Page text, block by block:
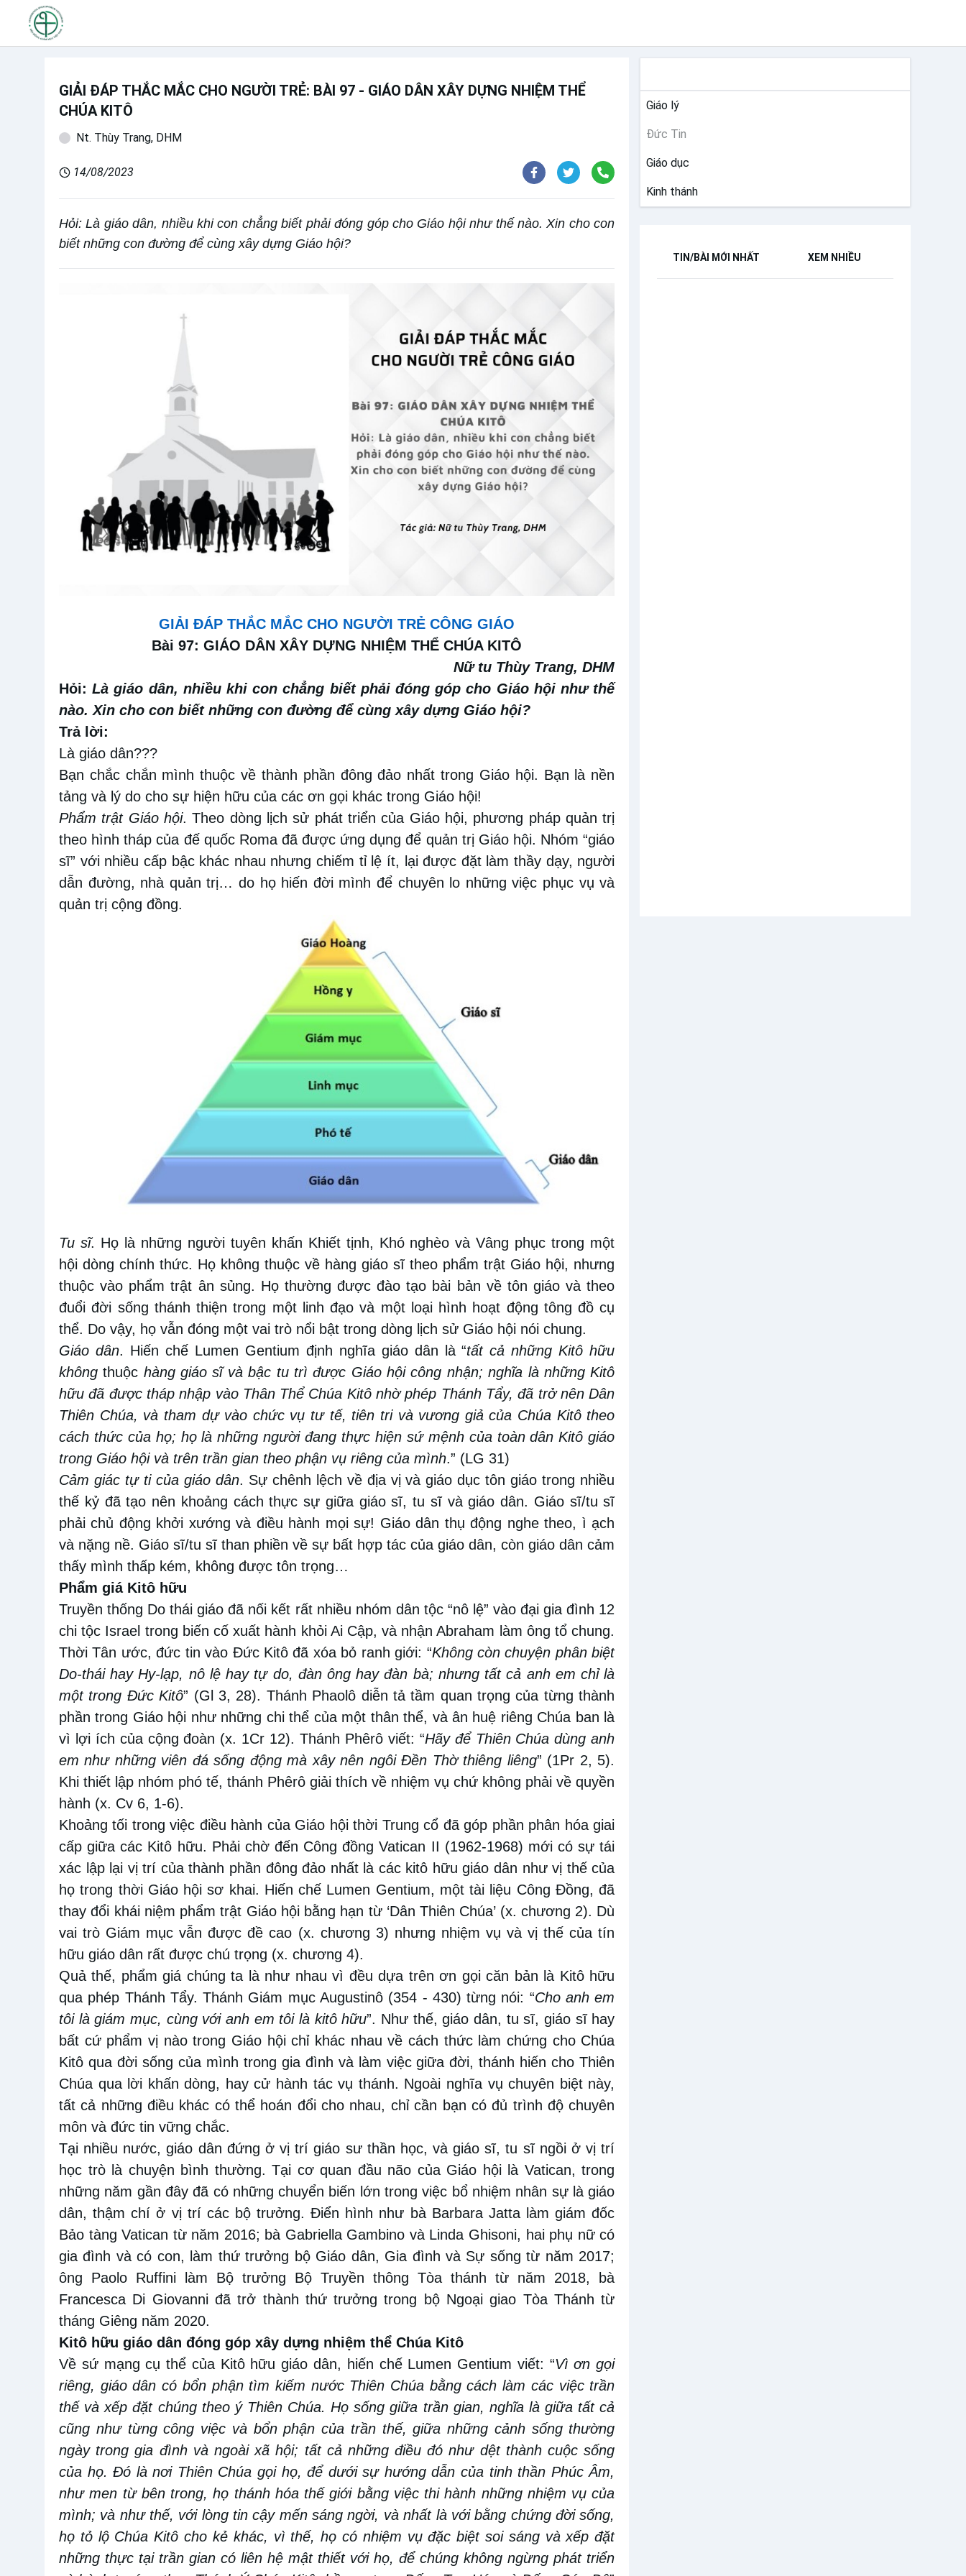
GIẢI ĐÁP THẮC MẮC CHO NGƯỜI TRẺ: BÀI 97 - GIÁO DÂN XÂY DỰNG NHIỆM THỂ
CHÚA KITÔ
Nt. Thùy Trang, DHM
14/08/2023
Hỏi: Là giáo dân, nhiều khi con chẳng biết phải đóng góp cho Giáo hội như thế nào. Xin cho con
biết những con đường để cùng xây dựng Giáo hội?
GIẢI ĐÁP THẮC MẮC CHO NGƯỜI TRẺ CÔNG GIÁO
Bài 97: GIÁO DÂN XÂY DỰNG NHIỆM THỂ CHÚA KITÔ
Nữ tu Thùy Trang, DHM
Hỏi:Là giáo dân, nhiều khi con chẳng biết phải đóng góp cho Giáo hội như thế
nào. Xin cho con biết những con đường để cùng xây dựng Giáo hội?
Trả lời:
Là giáo dân???
Bạn chắc chắn mình thuộc về thành phần đông đảo nhất trong Giáo hội. Bạn là nền
tảng và lý do cho sự hiện hữu của các ơn gọi khác trong Giáo hội!
Phẩm trật Giáo hội. Theo dòng lịch sử phát triển của Giáo hội, phương pháp quản trị
theo hình tháp của đế quốc Roma đã được ứng dụng để quản trị Giáo hội. Nhóm “giáo
sĩ” với nhiều cấp bậc khác nhau nhưng chiếm tỉ lệ ít, lại được đặt làm thầy dạy, người
dẫn đường, nhà quản trị… do họ hiến đời mình để chuyên lo những việc phục vụ và
quản trị cộng đồng.
Tu sĩ. Họ là những người tuyên khấn Khiết tịnh, Khó nghèo và Vâng phục trong một
hội dòng chính thức. Họ không thuộc về hàng giáo sĩ theo phẩm trật Giáo hội, nhưng
thuộc vào phẩm trật ân sủng. Họ thường được đào tạo bài bản về tôn giáo và theo
đuổi đời sống thánh thiện trong một linh đạo và một loại hình hoạt động tông đồ cụ
thể. Do vậy, họ vẫn đóng một vai trò nổi bật trong dòng lịch sử Giáo hội nói chung.
Giáo dân. Hiến chế Lumen Gentium định nghĩa giáo dân là “tất cả những Kitô hữu
khôngthuộc hàng giáo sĩ và bậc tu trì được Giáo hội công nhận; nghĩa là những Kitô
hữu đã được tháp nhập vào Thân Thể Chúa Kitô nhờ phép Thánh Tẩy, đã trở nên Dân
Thiên Chúa, và tham dự vào chức vụ tư tế, tiên tri và vương giả của Chúa Kitô theo
cách thức của họ; họ là những người đang thực hiện sứ mệnh của toàn dân Kitô giáo
trong Giáo hội và trên trần gian theo phận vụ riêng của mình.” (LG 31)
Cảm giác tự ti của giáo dân. Sự chênh lệch về địa vị và giáo dục tôn giáo trong nhiều
thế kỷ đã tạo nên khoảng cách thực sự giữa giáo sĩ, tu sĩ và giáo dân. Giáo sĩ/tu sĩ
phải chủ động khởi xướng và điều hành mọi sự! Giáo dân thụ động nghe theo, ì ạch
và nặng nề. Giáo sĩ/tu sĩ than phiền về sự bất hợp tác của giáo dân, còn giáo dân cảm
thấy mình thấp kém, không được tôn trọng…
Phẩm giá Kitô hữu
Truyền thống Do thái giáo đã nối kết rất nhiều nhóm dân tộc “nô lệ” vào đại gia đình 12
chi tộc Israel trong biến cố xuất hành khỏi Ai Cập, và nhận Abraham làm ông tổ chung.
Thời Tân ước, đức tin vào Đức Kitô đã xóa bỏ ranh giới: “Không còn chuyện phân biệt
Do-thái hay Hy-lạp, nô lệ hay tự do, đàn ông hay đàn bà; nhưng tất cả anh em chỉ là
một trong Đức Kitô” (Gl 3, 28). Thánh Phaolô diễn tả tầm quan trọng của từng thành
phần trong Giáo hội như những chi thể của một thân thể, và ân huệ riêng Chúa ban là
vì lợi ích của cộng đoàn (x. 1Cr 12). Thánh Phêrô viết: “Hãy để Thiên Chúa dùng anh
em như những viên đá sống động mà xây nên ngôi Đền Thờ thiêng liêng” (1Pr 2, 5).
Khi thiết lập nhóm phó tế, thánh Phêrô giải thích về nhiệm vụ chứ không phải về quyền
hành (x. Cv 6, 1-6).
Khoảng tối trong việc điều hành của Giáo hội thời Trung cổ đã góp phần phân hóa giai
cấp giữa các Kitô hữu. Phải chờ đến Công đồng Vatican II (1962-1968) mới có sự tái
xác lập lại vị trí của thành phần đông đảo nhất là các kitô hữu giáo dân như vị thế của
họ trong thời Giáo hội sơ khai. Hiến chế Lumen Gentium, một tài liệu Công Đồng, đã
thay đổi khái niệm phẩm trật Giáo hội bằng hạn từ ‘Dân Thiên Chúa’ (x. chương 2). Dù
vai trò Giám mục vẫn được đề cao (x. chương 3) nhưng nhiệm vụ và vị thế của tín
hữu giáo dân rất được chú trọng (x. chương 4).
Quả thế, phẩm giá chúng ta là như nhau vì đều dựa trên ơn gọi căn bản là Kitô hữu
qua phép Thánh Tẩy. Thánh Giám mục Augustinô (354 - 430) từng nói: “Cho anh em
tôi là giám mục, cùng với anh em tôi là kitô hữu”. Như thế, giáo dân, tu sĩ, giáo sĩ hay
bất cứ phẩm vị nào trong Giáo hội chỉ khác nhau về cách thức làm chứng cho Chúa
Kitô qua đời sống của mình trong gia đình và làm việc giữa đời, thánh hiến cho Thiên
Chúa qua lời khấn dòng, hay cử hành tác vụ thánh. Ngoài nghĩa vụ chuyên biệt này,
tất cả những điều khác có thể hoán đổi cho nhau, chỉ cần bạn có đủ trình độ chuyên
môn và đức tin vững chắc.
Tại nhiều nước, giáo dân đứng ở vị trí giáo sư thần học, và giáo sĩ, tu sĩ ngồi ở vị trí
học trò là chuyện bình thường. Tại cơ quan đầu não của Giáo hội là Vatican, trong
những năm gần đây đã có những chuyển biến lớn trong việc bổ nhiệm nhân sự là giáo
dân, thậm chí ở vị trí các bộ trưởng. Điển hình như bà Barbara Jatta làm giám đốc
Bảo tàng Vatican từ năm 2016; bà Gabriella Gambino và Linda Ghisoni, hai phụ nữ có
gia đình và có con, làm thứ trưởng bộ Giáo dân, Gia đình và Sự sống từ năm 2017;
ông Paolo Ruffini làm Bộ trưởng Bộ Truyền thông Tòa thánh từ năm 2018, bà
Francesca Di Giovanni đã trở thành thứ trưởng trong bộ Ngoại giao Tòa Thánh từ
tháng Giêng năm 2020.
Kitô hữu giáo dân đóng góp xây dựng nhiệm thể Chúa Kitô
Về sứ mạng cụ thể của Kitô hữu giáo dân, hiến chế Lumen Gentium viết: “Vì ơn gọi
riêng, giáo dân có bổn phận tìm kiếm nước Thiên Chúa bằng cách làm các việc trần
thế và xếp đặt chúng theo ý Thiên Chúa. Họ sống giữa trần gian, nghĩa là giữa tất cả
cũng như từng công việc và bổn phận của trần thế, giữa những cảnh sống thường
ngày trong gia đình và ngoài xã hội; tất cả những điều đó như dệt thành cuộc sống
của họ. Ðó là nơi Thiên Chúa gọi họ, để dưới sự hướng dẫn của tinh thần Phúc Âm,
như men từ bên trong, họ thánh hóa thế giới bằng việc thi hành những nhiệm vụ của
mình; và như thế, với lòng tin cậy mến sáng ngời, và nhất là với bằng chứng đời sống,
họ tỏ lộ Chúa Kitô cho kẻ khác, vì thế, họ có nhiệm vụ đặc biệt soi sáng và xếp đặt
những thực tại trần gian có liên hệ mật thiết với họ, để chúng không ngừng phát triển
Giáo lý
Đức Tin
Giáo dục
Kinh thánh
TIN/BÀI MỚI NHẤT XEM NHIỀU